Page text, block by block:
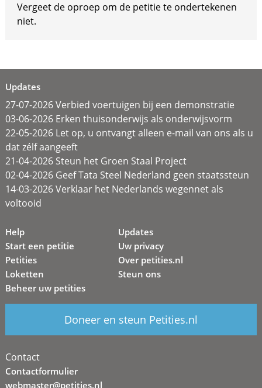
Vergeet de oproep om de petitie te ondertekenen
niet.
Updates
27-07-2026 Verbied voertuigen bij een demonstratie
03-06-2026 Erken thuisonderwijs als onderwijsvorm
22-05-2026 Let op, u ontvangt alleen e-mail van ons als u
dat zélf aangeeft
21-04-2026 Steun het Groen Staal Project
02-04-2026 Geef Tata Steel Nederland geen staatssteun
14-03-2026 Verklaar het Nederlands wegennet als
voltooid
Help
Start een petitie
Petities
Loketten
Beheer uw petities
Updates
Uw privacy
Over petities.nl
Steun ons
Doneer en steun Petities.nl
Contact
Contactformulier
webmaster@petities.nl